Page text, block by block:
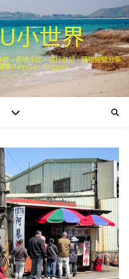
小世界
、各地小吃、旅行遊記、購物經驗分享．
客(Taoyuan Blogger)